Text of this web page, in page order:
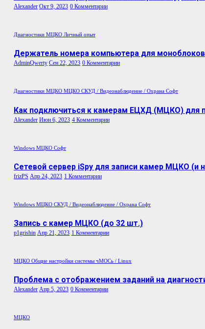
Alexander Окт 9, 2023 0 Комментарии
Диагностики МЦКО Личный опыт
Держатель номера компьютера для моноблоков
AdminQwerty Сен 22, 2023 0 Комментарии
Диагностики МЦКО МЦКО СКУД / Видеонаблюдение / Охрана Софт
Как подключиться к камерам ЕЦХД (МЦКО) для
Alexander Июн 6, 2023 4 Комментарии
Windows МЦКО Софт
Сетевой сервер iSpy для записи камер МЦКО (и
frizPS Апр 24, 2023 1 Комментарии
Windows МЦКО СКУД / Видеонаблюдение / Охрана Софт
Запись с камер МЦКО (до 32 шт.)
p1grishin Апр 21, 2023 1 Комментарии
МЦКО Общие настройки системы чМОСь / Linux
Проблема с отображением заданий на
Alexander Апр 5, 2023 0 Комментарии
МЦКО